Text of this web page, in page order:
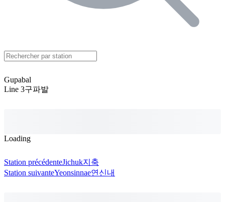
Gupabal
Line 3구파발
Loading
Station précédenteJichuk지축
Station suivanteYeonsinnae연신내